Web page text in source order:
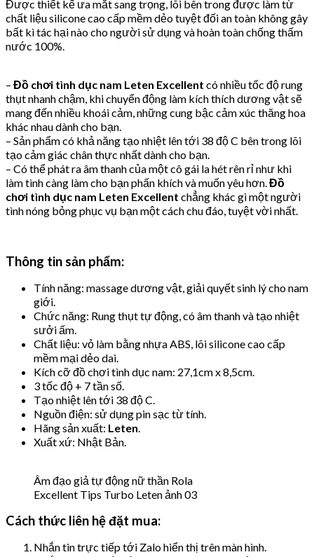
Được thiết kế ưa mắt sang trọng, lõi bên trong được làm từ
chất liệu silicone cao cấp mềm dẻo tuyệt đối an toàn không gây
bất kì tác hại nào cho người sử dụng và hoàn toàn chống thấm
nước 100%.
– Đồ chơi tình dục nam Leten Excellent có nhiều tốc độ rung
thụt nhanh chậm, khi chuyển động làm kích thích dương vật sẽ
mang đến nhiều khoái cảm, những cung bậc cảm xúc thăng hoa
khác nhau dành cho bạn.
– Sản phẩm có khả năng tạo nhiệt lên tới 38 độ C bên trong lõi
tạo cảm giác chân thực nhất dành cho bạn.
– Có thể phát ra âm thanh của một cô gái la hét rên rỉ như khi
làm tình càng làm cho bạn phấn khích và muốn yêu hơn. Đồ
chơi tình dục nam Leten Excellent chẳng khác gì một người
tình nóng bỏng phục vụ bạn một cách chu đáo, tuyệt vời nhất.
Thông tin sản phẩm:
Tính năng: massage dương vật, giải quyết sinh lý cho nam
giới.
Chức năng: Rung thụt tự động, có âm thanh và tạo nhiệt
sưởi ấm.
Chất liệu: vỏ làm bằng nhựa ABS, lõi silicone cao cấp
mềm mại dẻo dai.
Kích cỡ đồ chơi tình dục nam: 27,1cm x 8,5cm.
3 tốc độ + 7 tần số.
Tạo nhiệt lên tới 38 độ C.
Nguồn điện: sử dụng pin sạc từ tính.
Hãng sản xuất: Leten
Xuất xứ: Nhật Bản.
Âm đạo giả tự động nữ thần Rola
Excellent Tips Turbo Leten ảnh 03
Cách thức liên hệ đặt mua:
Nhắn tin trực tiếp tới Zalo hiển thị trên màn hình.